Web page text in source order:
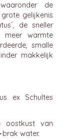
de
gelijkenis
de sneller
meer warmte
smalle
makkelijk
ex Schultes
oostkust van
brak water.